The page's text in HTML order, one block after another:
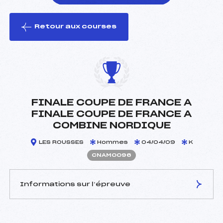
le ski
Retour aux courses
FINALE COUPE DE FRANCE A
FINALE COUPE DE FRANCE A
COMBINE NORDIQUE
LES ROUSSES Hommes 04/04/09 K
CNAM0096
Informations sur l’épreuve